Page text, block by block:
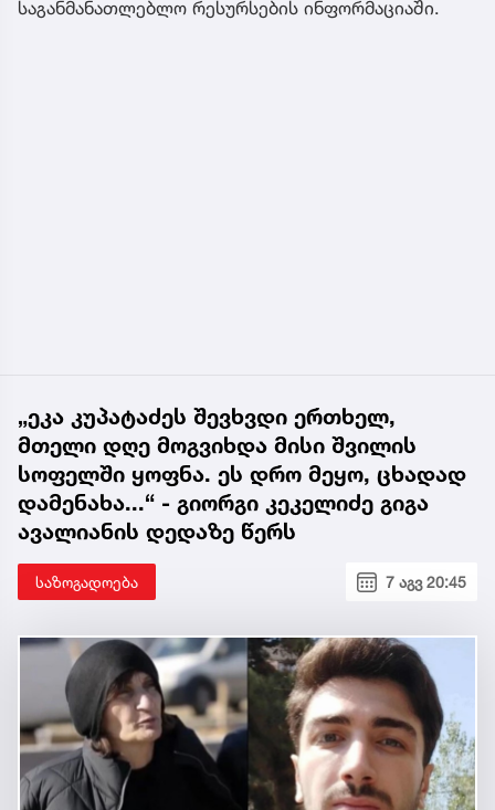
საგანმანათლებლო რესურსების ინფორმაციაში.
„ეკა კუპატაძეს შევხვდი ერთხელ,
მთელი დღე მოგვიხდა მისი შვილის
სოფელში ყოფნა. ეს დრო მეყო, ცხადად
დამენახა...“ - გიორგი კეკელიძე გიგა
ავალიანის დედაზე წერს
საზოგადოება 7 აგვ 20:45